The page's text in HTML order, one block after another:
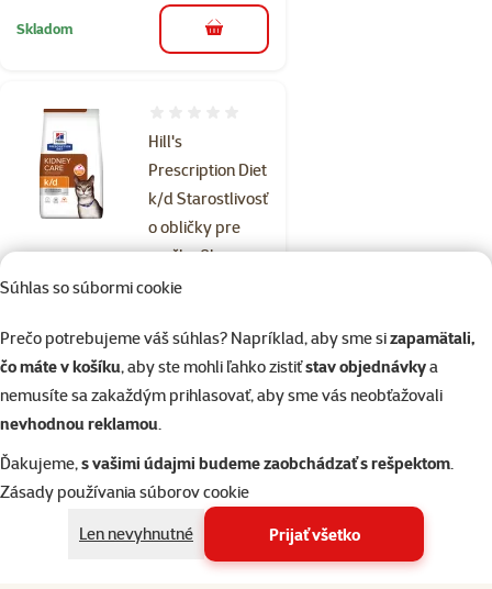
Súhlas so súbormi cookie
Prečo potrebujeme váš súhlas? Napríklad, aby sme sizapamätali,
čo máte v košíku, aby ste mohli ľahko zistiťstav objednávkya
nemusíte sa zakaždým prihlasovať, aby sme vás neobťažovali
nevhodnou reklamou.
Ďakujeme,s vašimi údajmi budeme zaobchádzať s rešpektom.
Zásady používania súborov cookie
Len nevyhnutné
Prijať všetko
Skladom do košíka
Hill's
Prescription Diet
k/d Starostlivosť
o obličky pre
mačky 8kg
Cena
102,90 €
kapsičiek
zdarma
o ledviny krmivo pro kočky s
kuřetem 8 kg
Skladom
do košíka